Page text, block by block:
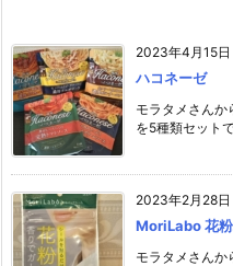
2023年4月15日
ハコネーゼ
モラタメさんか
を5種類セット
2023年2月28日
MoriLabo 花
モラタメさん